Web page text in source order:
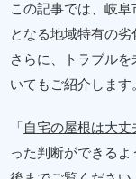
この記事では、岐
となる地域特有の劣
さらに、トラブル
いてもご紹介します
「自宅の屋根は大丈
った判断ができる